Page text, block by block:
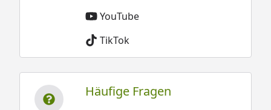
YouTube
TikTok
Häufige Fragen